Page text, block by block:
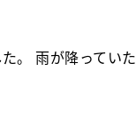
。 雨が降っていた